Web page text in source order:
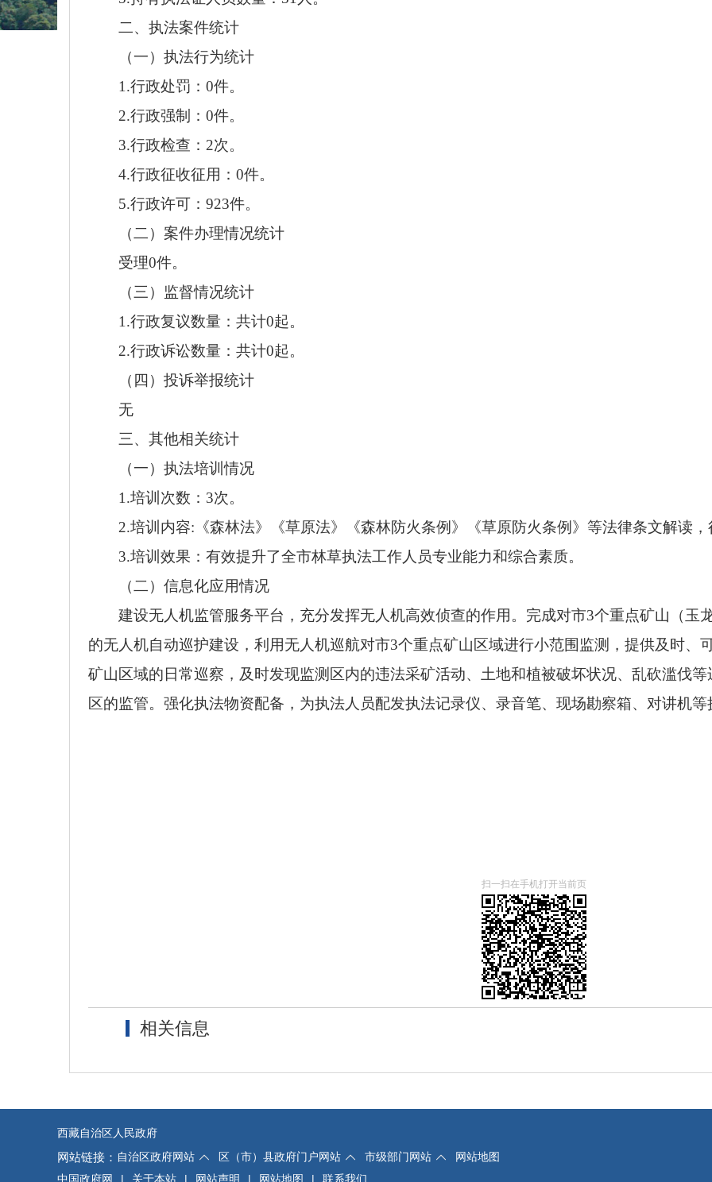
二、执法案件统计
（一）执法行为统计
1.行政处罚： 0件。
2.行政强制：0件。
3.行政检查： 2次。
4.行政征收征用：0件。
5.行政许可： 923件。
（二）案件办理情况统计
受理0件。
（三）监督情况统计
1.行政复议数量：共计0起。
2.行政诉讼数量：共计0起。
（四）投诉举报统计
无
三、其他相关统计
（一）执法培训情况
1.培训次数： 3次。
2.培训内容: 《森林法》《草原法》《森林防火条例》《草原防火条例》 等法律条文解读，
3.培训效果：有效提升了全市林草执法工作人员专业能力和综合素质。
（二）信息化应用情况
建设无人机监管服务平台，充分发挥无人机高效侦查的作用。完成对市3个重点矿山（玉
的无人机自动巡护建设，利用无人机巡航对市3个重点矿山区域进行小范围监测，提供及时、
矿山区域的日常巡察，及时发现监测区内的违法采矿活动、土地和植被破坏状况、乱砍滥伐
区的监管。强化执法物资配备，为执法人员配发执法记录仪、录音笔、现场勘察箱、对讲机
扫一扫在手机打开当前页
相关信息
西藏自治区人民政府
网站链接： 自治区政府网站 区（市）县政府门户网站 市级部门网站
网站地图
中国政府网
| 关于本站 | 网站声明 | 网站地图 | 联系我们